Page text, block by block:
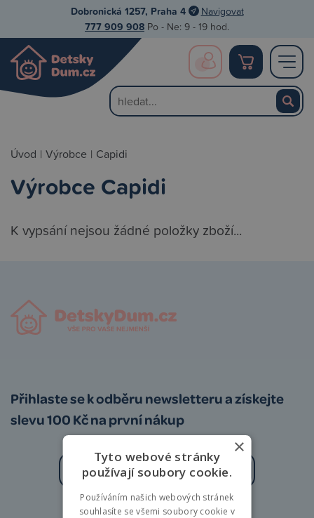
Dobronická 1257, Praha 4 Navigovat
777 909 908 Po - Ne: 9 - 19 hod.
Úvod | Výrobce | Capidi
Výrobce Capidi
K vypsání nejsou žádné položky zboží...
Přihlaste se k odběru newsletteru a získejte
slevu 100 Kč na první nákup
Zásady zpracování osobních údajů
×
Tyto webové stránky
používají soubory cookie.
Používáním našich webových stránek
souhlasíte se všemi soubory cookie v